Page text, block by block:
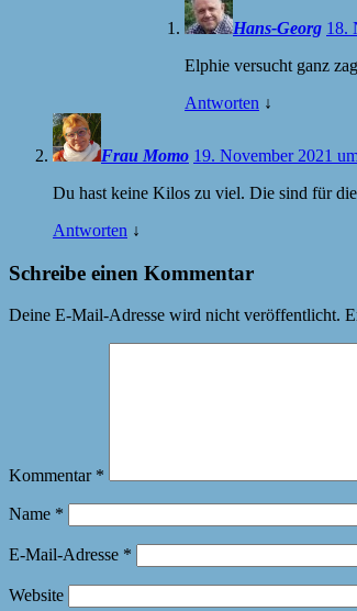
Hans-Georg 18.
Elphie versucht ganz
Antworten ↓
Frau Momo 19. November 2021
Du hast keine Kilos zu viel. Die sind für
Antworten ↓
Schreibe einen Kommentar
Deine E-Mail-Adresse wird nicht veröffentlicht.
Kommentar *
Name *
E-Mail-Adresse *
Website